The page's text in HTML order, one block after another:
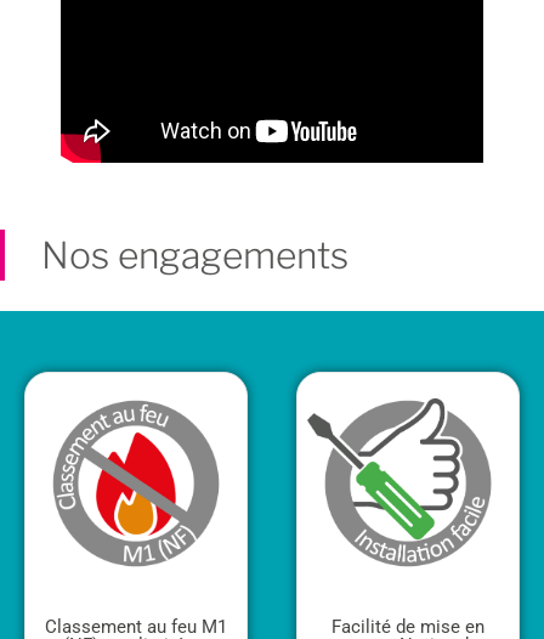
Nos engagements
Classement au feu M1
Facilité de mise en